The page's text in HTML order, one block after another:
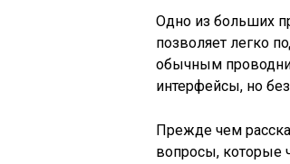
Одно из больших
позволяет легко
обычным
интерфейсы, но
Прежде чем
вопросы, которые